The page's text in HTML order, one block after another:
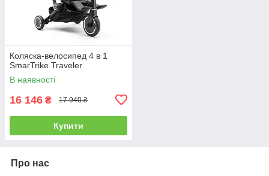
Коляска-велосипед 4 в 1
SmarTrike Traveler
В наявності
16 146 ₴ 17 940 ₴
Купити
Про нас